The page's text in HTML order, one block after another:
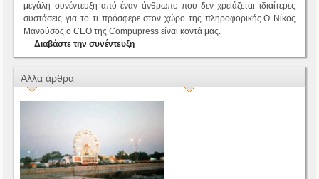
μεγάλη συνέντευξη από έναν άνθρωπο που δεν χρειάζεται ιδιαίτερες
συστάσεις για το τι πρόσφερε στον χώρο της πληροφορικής.Ο Νίκος
Μανούσος ο CEO της Compupress είναι κοντά μας.
Διαβάστε την συνέντευξη
Άλλα άρθρα